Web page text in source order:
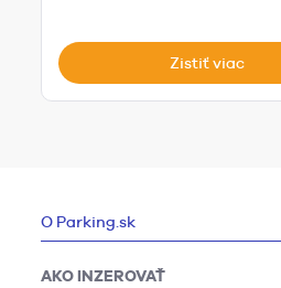
Zistiť viac
O Parking.sk
AKO INZEROVAŤ